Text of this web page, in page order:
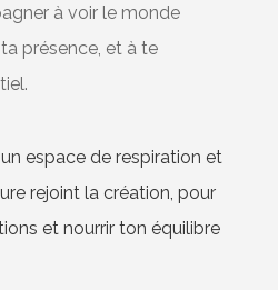
à voir le monde
présence, et à te
espace de respiration et
rejoint la création, pour
et nourrir ton équilibre